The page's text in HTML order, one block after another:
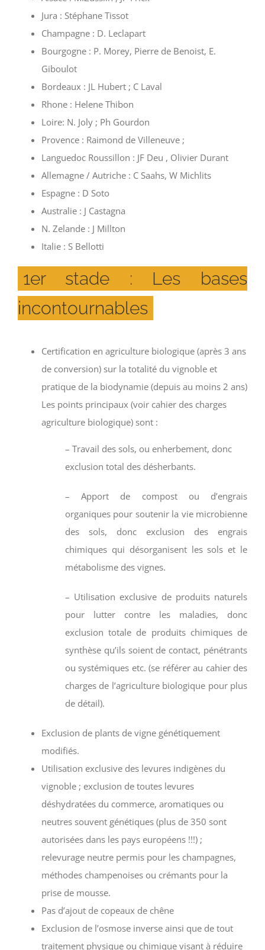
Jura : Stéphane Tissot
Champagne : D. Leclapart
Bourgogne : P. Morey, Pierre de Benoist, E.
Giboulot
Bordeaux : JL Hubert ; C Laval
Rhone : Helene Thibon
Loire: N. Joly ; Ph Gourdon
Provence : Raimond de Villeneuve ;
Languedoc Roussillon : JF Deu , Olivier Durant
Allemagne / Autriche : C Saahs, W Michlits
Espagne : D Soto
Australie : J Castagna
N. Zelande : J Millton
Italie : S Bellotti
1er stade : Les bases
incontournables
Certification en agriculture biologique (après 3 ans
de conversion) sur la totalité du vignoble et
pratique de la biodynamie (depuis au moins 2 ans)
Les points principaux (voir cahier des charges
agriculture biologique) sont :
– Travail des sols, ou enherbement, donc
exclusion total des désherbants.
– Apport de compost ou d’engrais
organiques pour soutenir la vie microbienne
des sols, donc exclusion des engrais
chimiques qui désorganisent les sols et le
métabolisme des vignes.
– Utilisation exclusive de produits naturels
pour lutter contre les maladies, donc
exclusion totale de produits chimiques de
synthèse qu’ils soient de contact, pénétrants
ou systémiques etc. (se référer au cahier des
charges de l’agriculture biologique pour plus
de détail).
Exclusion de plants de vigne génétiquement
modifiés.
Utilisation exclusive des levures indigènes du
vignoble ; exclusion de toutes levures
déshydratées du commerce, aromatiques ou
neutres souvent génétiques (plus de 350 sont
autorisées dans les pays européens !!!) ;
relevurage neutre permis pour les champagnes,
méthodes champenoises ou crémants pour la
prise de mousse.
Pas d’ajout de copeaux de chêne
Exclusion de l’osmose inverse ainsi que de tout
traitement physique ou chimique visant à réduire